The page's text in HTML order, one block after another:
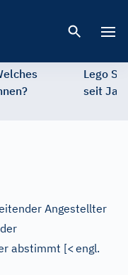
Lego
seit
Angestellter
abstimmt [<engl.